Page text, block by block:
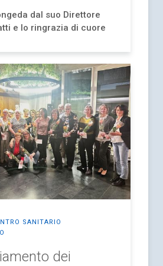
dal suo Direttore
e lo ringrazia di cuore
SANITARIO
dei